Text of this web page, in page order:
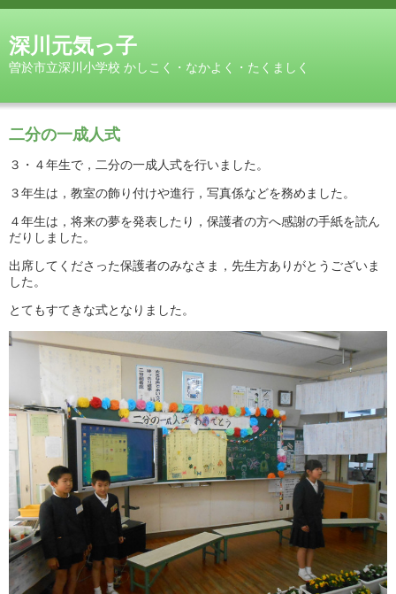
深川元気っ子
曽於市立深川小学校 かしこく・なかよく・たくましく
二分の一成人式
３・４年生で，二分の一成人式を行いました。
３年生は，教室の飾り付けや進行，写真係などを務めました。
４年生は，将来の夢を発表したり，保護者の方へ感謝の手紙を読ん
だりしました。
出席してくださった保護者のみなさま，先生方ありがとうございま
した。
とてもすてきな式となりました。